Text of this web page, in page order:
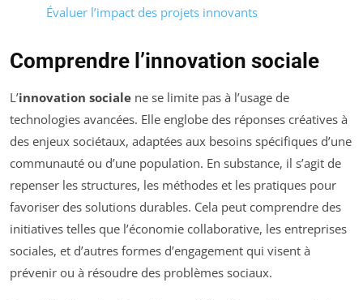
Évaluer l’impact des projets innovants
Comprendre l’innovation sociale
L’innovation sociale ne se limite pas à l’usage de
technologies avancées. Elle englobe des réponses créatives à
des enjeux sociétaux, adaptées aux besoins spécifiques d’une
communauté ou d’une population. En substance, il s’agit de
repenser les structures, les méthodes et les pratiques pour
favoriser des solutions durables. Cela peut comprendre des
initiatives telles que l’économie collaborative, les entreprises
sociales, et d’autres formes d’engagement qui visent à
prévenir ou à résoudre des problèmes sociaux.